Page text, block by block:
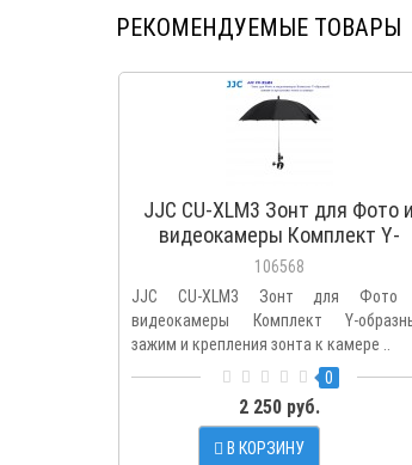
РЕКОМЕНДУЕМЫЕ ТОВАРЫ
JJC CU-XLM3 Зонт для Фото и
видеокамеры Комплект Y-
образный зажим и крепления
зонта к камере
106568
JJC CU-XLM3 Зонт для Фото
видеокамеры Комплект Y-
зажим и крепления зонта к камере ..
0
2 250 руб.
В КОРЗИНУ